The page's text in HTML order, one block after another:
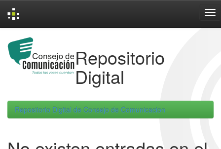
navigation
Repositorio
Digital
Repositorio Digital de Consejo de Comunicacion